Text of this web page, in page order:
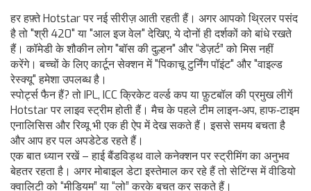
हर हफ़्ते Hotstar पर नई सीरीज़ आती रहती हैं। अगर आपको थ्रिलर पसंद
है तो "श्री 420" या "आल इज वेल" देखिए, ये दोनों ही दर्शकों को बांधे रखते
हैं। कॉमेडी के शौकीन लोग "बॉस की दुल्हन" और “डेज़र्ट” को मिस नहीं
करेंगे। बच्चों के लिए कार्टून सेक्शन में "पिकाचू टुर्निंग पॉइंट" और "वाइल्ड
रेस्क्यू" हमेशा उपलब्ध है।
स्पोर्ट्स फैन हैं? तो IPL, ICC क्रिकेट वर्ल्ड कप या फ़ुटबॉल की प्रमुख लीगें
Hotstar पर लाइव स्ट्रीम होती हैं। मैच के पहले टीम लाइन‑अप, हाफ‑टाइम
एनालिसिस और रिव्यू भी एक ही ऐप में देख सकते हैं। इससे समय बचता है
और आप हर पल अपडेटेड रहते हैं।
एक बात ध्यान रखें – हाई बैंडविड्थ वाले कनेक्शन पर स्ट्रीमिंग का अनुभव
बेहतर रहता है। अगर मोबाइल डेटा इस्तेमाल कर रहे हैं तो सेटिंग्स में वीडियो
क्वालिटी को “मीडियम” या “लो” करके बचत कर सकते हैं।